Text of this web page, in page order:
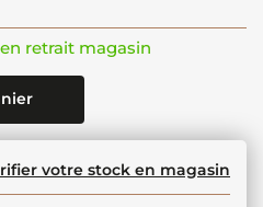
retrait magasin
votre stock en magasin